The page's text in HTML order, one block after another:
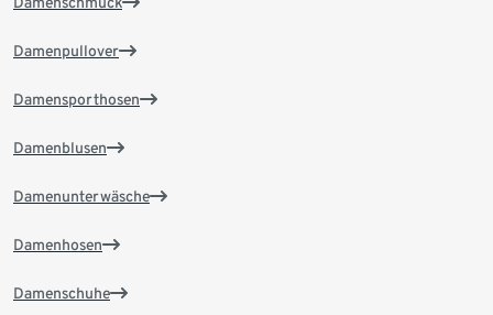
Damenpullover
Damensporthosen
Damenblusen
Damenunterwäsche
Damenhosen
Damenschuhe